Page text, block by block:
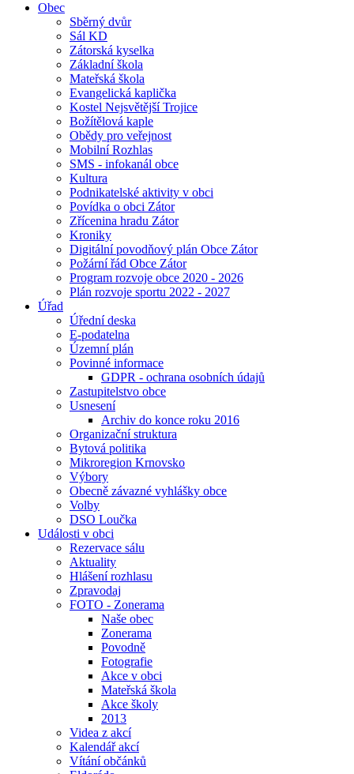
Obec
Sběrný dvůr
Sál KD
Zátorská kyselka
Základní škola
Mateřská škola
Evangelická kaplička
Kostel Nejsvětější Trojice
Božítělová kaple
Obědy pro veřejnost
Mobilní Rozhlas
SMS - infokanál obce
Kultura
Podnikatelské aktivity v obci
Povídka o obci Zátor
Zřícenina hradu Zátor
Kroniky
Digitální povodňový plán Obce Zátor
Požární řád Obce Zátor
Program rozvoje obce 2020 - 2026
Plán rozvoje sportu 2022 - 2027
Úřad
Úřední deska
E-podatelna
Územní plán
Povinné informace
GDPR - ochrana osobních údajů
Zastupitelstvo obce
Usnesení
Archiv do konce roku 2016
Organizační struktura
Bytová politika
Mikroregion Krnovsko
Výbory
Obecně závazné vyhlášky obce
Volby
DSO Loučka
Události v obci
Rezervace sálu
Aktuality
Hlášení rozhlasu
Zpravodaj
FOTO - Zonerama
Naše obec
Zonerama
Povodně
Fotografie
Akce v obci
Mateřská škola
Akce školy
2013
Videa z akcí
Kalendář akcí
Vítání občánků